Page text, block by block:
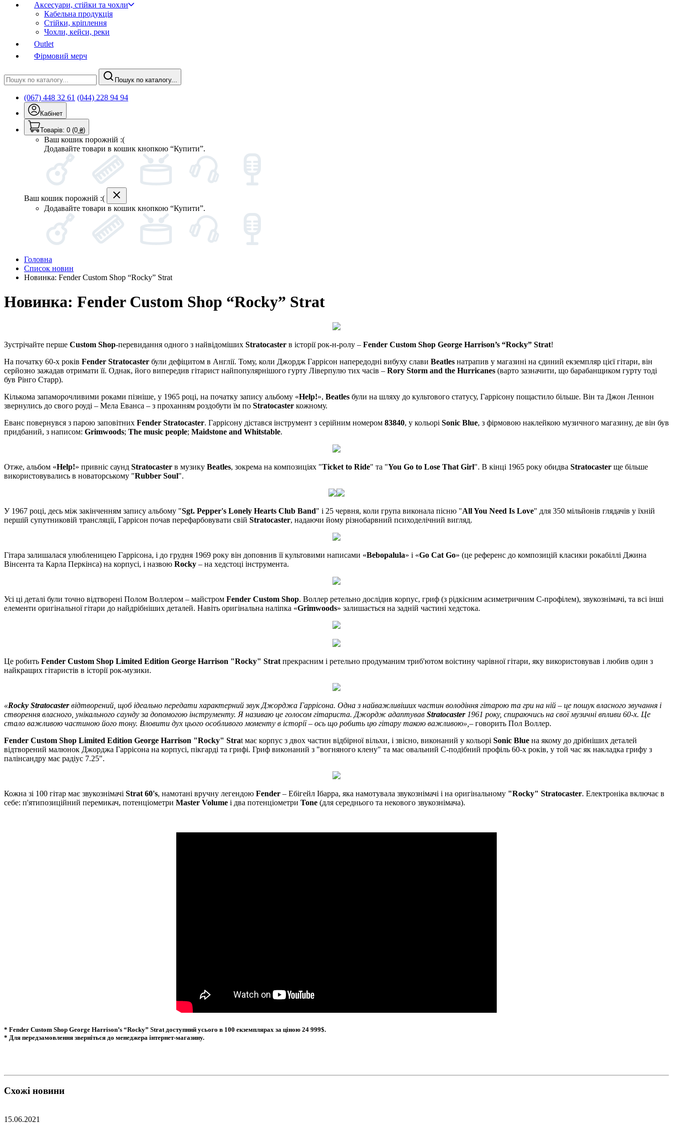
Аксесуари, стійки та чохли
Кабельна продукція
Стійки, кріплення
Чохли, кейси, реки
Outlet
Фірмовий мерч
Пошук по каталогу...
(067) 448 32 61 (044) 228 94 94
Кабінет
Товарів: 0 (0 ₴)
Ваш кошик порожній :(
Додавайте товари в кошик кнопкою “Купити”.
Ваш кошик порожній :(
Додавайте товари в кошик кнопкою “Купити”.
Головна
Список новин
Новинка: Fender Custom Shop “Rocky” Strat
Новинка: Fender Custom Shop “Rocky” Strat
Зустрічайте перше Custom Shop-перевидання одного з найвідоміших Stratocaster в історії рок-н-ролу – Fender Custom Shop George Harrison’s “Rocky” Strat!
На початку 60-х років Fender Stratocaster були дефіцитом в Англії. Тому, коли Джордж Гаррісон напередодні вибуху слави Beatles натрапив у магазині на єдиний екземпляр цієї гітари, він
серйозно зажадав отримати її. Однак, його випередив гітарист найпопулярнішого гурту Ліверпулю тих часів – Rory Storm and the Hurricanes (варто зазначити, що барабанщиком гурту тоді
був Рінго Старр).
Кількома запаморочливими роками пізніше, у 1965 році, на початку запису альбому «Help!», Beatles були на шляху до культового статусу, Гаррісону пощастило більше. Він та Джон Леннон
звернулись до свого роуді – Мела Еванса – з проханням роздобути їм по Stratocaster кожному.
Еванс повернувся з парою заповітних Fender Stratocaster. Гаррісону дістався інструмент з серійним номером 83840, у кольорі Sonic Blue, з фірмовою наклейкою музичного магазину, де він був
придбаний, з написом: Grimwoods; The music people; Maidstone and Whitstable.
Отже, альбом «Help!» привніс саунд Stratocaster в музику Beatles, зокрема на композиціях "Ticket to Ride" та "You Go to Lose That Girl". В кінці 1965 року обидва Stratocaster ще більше
використовувались в новаторському "Rubber Soul".
У 1967 році, десь між закінченням запису альбому "Sgt. Pepper's Lonely Hearts Club Band" і 25 червня, коли група виконала пісню "All You Need Is Love" для 350 мільйонів глядачів у їхній
першій супутниковій трансляції, Гаррісон почав перефарбовувати свій Stratocaster, надаючи йому різнобарвний психоделічний вигляд.
Гітара залишалася улюбленицею Гаррісона, і до грудня 1969 року він доповнив її культовими написами «Bebopalula» і «Go Cat Go» (це референс до композицій класики рокабіллі Джина
Вінсента та Карла Перкінса) на корпусі, і назвою Rocky – на хедстоці інструмента.
Усі ці деталі були точно відтворені Полом Воллером – майстром Fender Custom Shop. Воллер ретельно дослідив корпус, гриф (з рідкісним асиметричним С-профілем), звукознімачі, та всі інші
елементи оригінальної гітари до найдрібніших деталей. Навіть оригінальна наліпка «Grimwoods» залишається на задній частині хедстока.
Це робить Fender Custom Shop Limited Edition George Harrison "Rocky" Strat прекрасним і ретельно продуманим триб'ютом воістину чарівної гітари, яку використовував і любив один з
найкращих гітаристів в історії рок-музики.
«Rocky Stratocasterвідтворений, щоб ідеально передати характерний звук Джорджа Гаррісона. Одна з найважливіших частин володіння гітарою та гри на ній – це пошук власного звучання і
створення власного, унікального саунду за допомогою інструменту. Я називаю це голосом гітариста. Джордж адаптував Stratocaster1961 року, спираючись на свої музичні впливи 60-х. Це
стало важливою частиною його тону. Вловити дух цього особливого моменту в історії – ось що робить цю гітару такою важливою​​», – говорить Пол Воллер.
Fender Custom Shop Limited Edition George Harrison "Rocky" Strat має корпус з двох частин відбірної вільхи, і звісно, виконаний у кольорі Sonic Blue на якому до дрібніших деталей
відтворений малюнок Джорджа Гаррісона на корпусі, пікгарді та грифі. Гриф виконаний з "вогняного клену" та має овальний C-подібний профіль 60-х років, у той час як накладка грифу з
палінсандру має радіус 7.25".
Кожна зі 100 гітар має звукознімачі Strat 60's, намотані вручну легендою Fender – Ебігейл Ібарра, яка намотувала звукознімачі і на оригінальному "Rocky" Stratocaster. Електроніка включає в
себе: п'ятипозиційний перемикач, потенціометри Master Volume і два потенціометри Tone (для середнього та некового звукознімача).
* Fender Custom Shop George Harrison’s “Rocky” Stratдоступний усього в 100 екземплярах за ціною 24 999$.
* Для передзамовлення зверніться до менеджера інтернет-магазину.
Схожі новини
15.06.2021